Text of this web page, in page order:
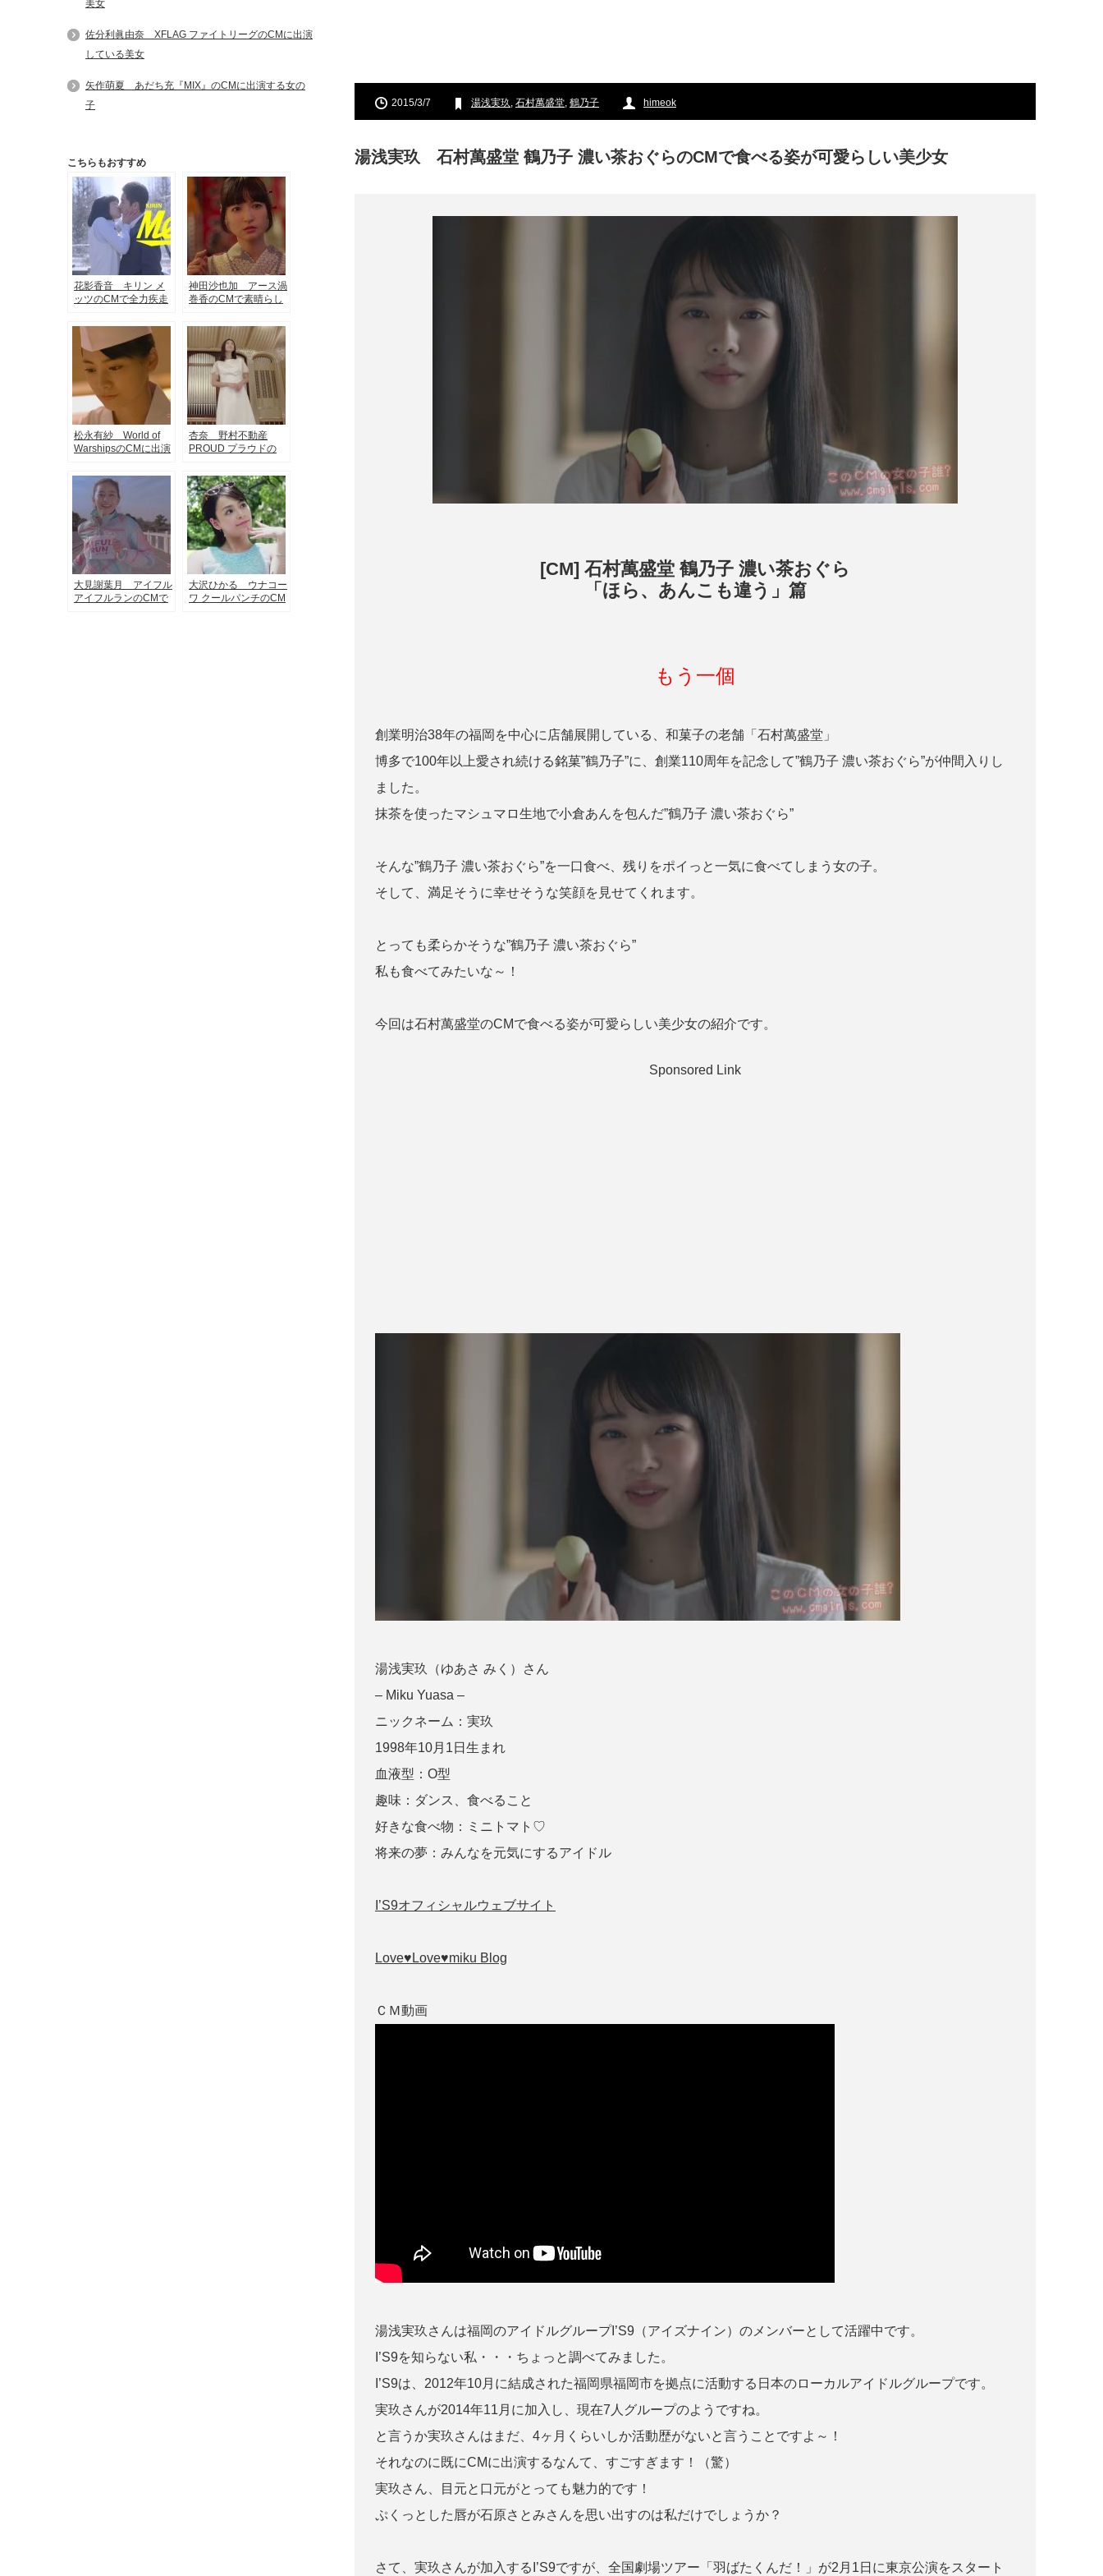
2015/3/7 湯浅実玖, 石村萬盛堂, 鶴乃子 himeok
湯浅実玖 石村萬盛堂 鶴乃子 濃い茶おぐらのCMで食べる姿が可愛らしい美少女
[CM] 石村萬盛堂 鶴乃子 濃い茶おぐら
「ほら、あんこも違う」篇
もう一個
創業明治38年の福岡を中心に店舗展開している、和菓子の老舗「石村萬盛堂」
博多で100年以上愛され続ける銘菓”鶴乃子”に、創業110周年を記念して”鶴乃子 濃い茶おぐら”が仲間入りし
ました。
抹茶を使ったマシュマロ生地で小倉あんを包んだ”鶴乃子 濃い茶おぐら”
そんな”鶴乃子 濃い茶おぐら”を一口食べ、残りをポイっと一気に食べてしまう女の子。
そして、満足そうに幸せそうな笑顔を見せてくれます。
とっても柔らかそうな”鶴乃子 濃い茶おぐら”
私も食べてみたいな～！
今回は石村萬盛堂のCMで食べる姿が可愛らしい美少女の紹介です。
Sponsored Link
湯浅実玖（ゆあさ みく）さん
– Miku Yuasa –
ニックネーム：実玖
1998年10月1日生まれ
血液型：O型
趣味：ダンス、食べること
好きな食べ物：ミニトマト♡
将来の夢：みんなを元気にするアイドル
I’S9オフィシャルウェブサイト
Love♥︎Love♥︎miku Blog
ＣＭ動画
湯浅実玖さんは福岡のアイドルグループI’S9（アイズナイン）のメンバーとして活躍中です。
I’S9を知らない私・・・ちょっと調べてみました。
I’S9は、2012年10月に結成された福岡県福岡市を拠点に活動する日本のローカルアイドルグループです。
実玖さんが2014年11月に加入し、現在7人グループのようですね。
と言うか実玖さんはまだ、4ヶ月くらいしか活動歴がないと言うことですよ～！
それなのに既にCMに出演するなんて、すごすぎます！（驚）
実玖さん、目元と口元がとっても魅力的です！
ぷくっとした唇が石原さとみさんを思い出すのは私だけでしょうか？
さて、実玖さんが加入するI’S9ですが、全国劇場ツアー「羽ばたくんだ！」が2月1日に東京公演をスタート
美女
佐分利眞由奈 XFLAG ファイトリーグのCMに出演
している美女
矢作萌夏 あだち充『MIX』のCMに出演する女の
子
こちらもおすすめ
花影香音 キリン メ
ッツのCMで全力疾走
神田沙也加 アース渦
巻香のCMで素晴らし
松永有紗 World of
WarshipsのCMに出演
女
杏奈 野村不動産
PROUD プラウドの
大見謝葉月 アイフル
アイフルランのCMで
大沢ひかる ウナコー
ワ クールパンチのCM